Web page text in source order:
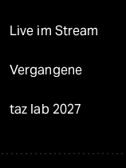
Live im Stream
Vergangene
taz lab 2027